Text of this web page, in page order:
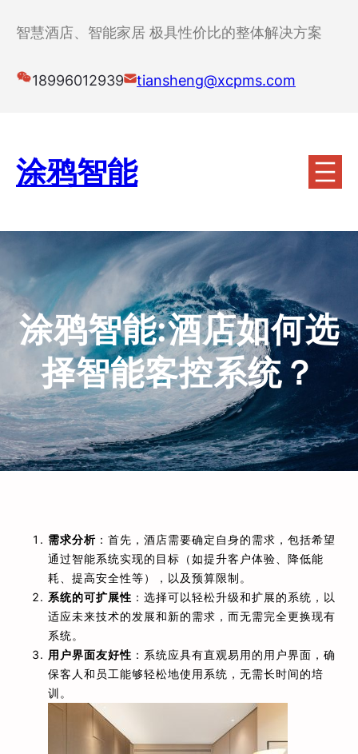
智慧酒店、智能家居 极具性价比的整体解决方案
18996012939 tiansheng@xcpms.com
涂鸦智能
涂鸦智能:酒店如何选
择智能客控系统？
需求分析 ：首先，酒店需要确定自身的需求，包括希望
通过智能系统实现的目标（如提升客户体验、降低能
耗、提高安全性等），以及预算限制。
系统的可扩展性 ：选择可以轻松升级和扩展的系统，以
适应未来技术的发展和新的需求，而无需完全更换现有
系统。
用户界面友好性 ：系统应具有直观易用的用户界面，确
保客人和员工能够轻松地使用系统，无需长时间的培
训。